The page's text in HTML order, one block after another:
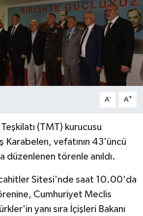
A- A+
(TMT) kurucusu
Karabelen, vefatının 43'üncü
düzenlenen törenle anıldı.
Sitesi'nde saat 10.00'da
Cumhuriyet Meclis
yanı sıra İçişleri Bakanı